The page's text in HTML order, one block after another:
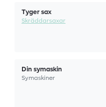
Tyger sax
Skräddarsaxar
Din symaskin
Symaskiner